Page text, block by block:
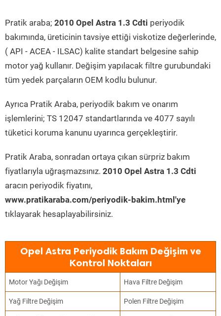
Pratik araba; 2010 Opel Astra 1.3 Cdti periyodik
bakımında, üreticinin tavsiye ettiği viskotize değerlerinde,
( API - ACEA - ILSAC) kalite standart belgesine sahip
motor yağ kullanır. Değişim yapılacak filtre gurubundaki
tüm yedek parçaların OEM kodlu bulunur.
Ayrıca Pratik Araba, periyodik bakım ve onarım
işlemlerini; TS 12047 standartlarında ve 4077 sayılı
tüketici koruma kanunu uyarınca gerçekleştirir.
Pratik Araba, sonradan ortaya çıkan sürpriz bakım
fiyatlarıyla uğraşmazsınız. 2010 Opel Astra 1.3 Cdti
aracın periyodik fiyatını,
www.pratikaraba.com/periyodik-bakim.html'ye
tıklayarak hesaplayabilirsiniz.
Opel Astra Periyodik Bakım Değişim ve
Kontrol Noktaları
Motor Yağı Değişim Hava Filtre Değişim
Yağ Filtre Değişim Polen Filtre Değişim